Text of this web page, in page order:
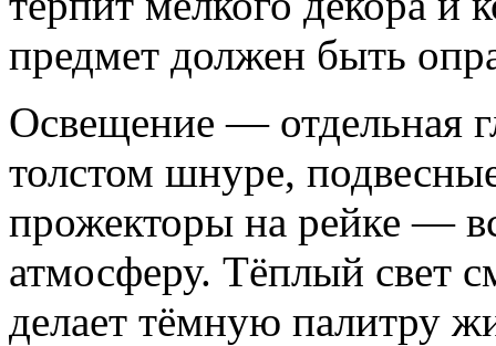
предмет должен быть
Освещение — отдельная
толстом шнуре,
прожекторы на рейке —
атмосферу. Тёплый свет
делает тёмную палитру